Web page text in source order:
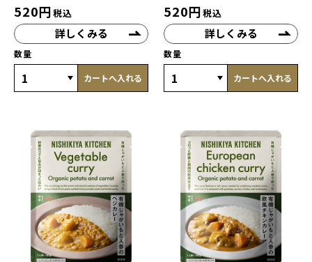
520円税込
詳しくみる
数量
カートへ入れる
520円税込
詳しくみる
数量
カートへ入れる